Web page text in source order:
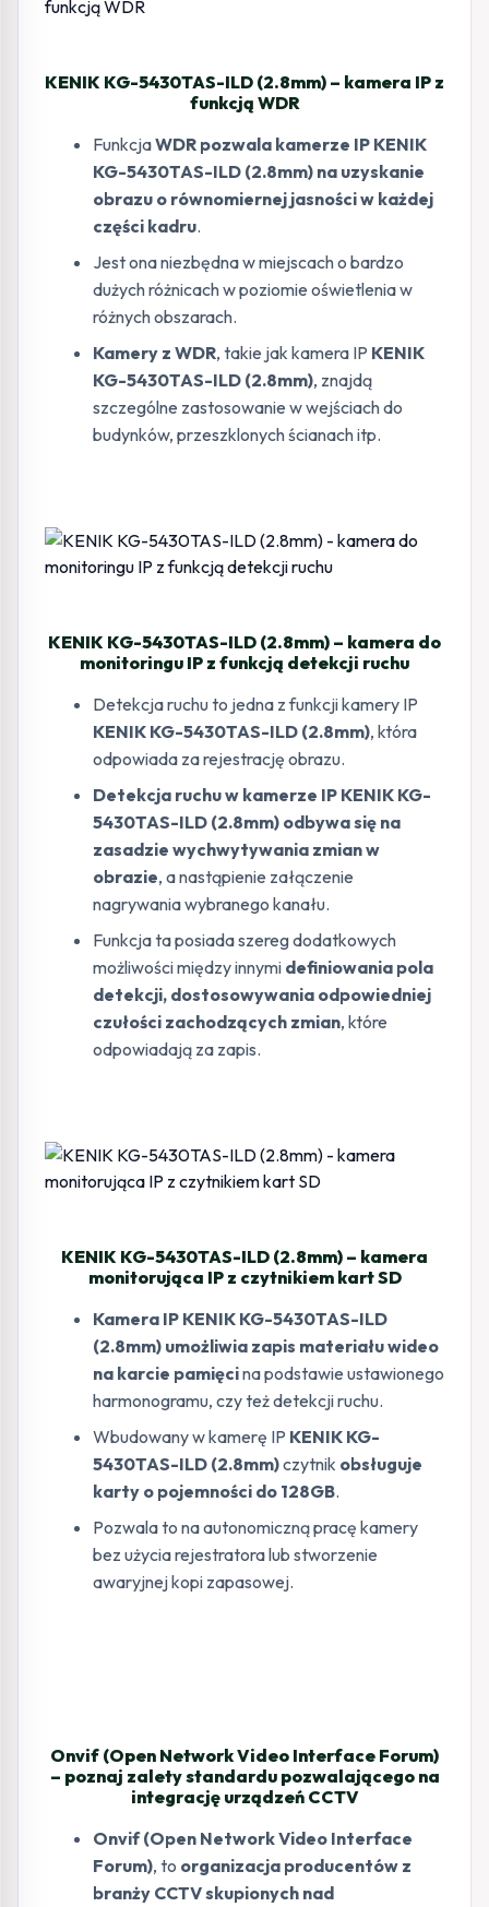
KENIK KG-5430TAS-ILD (2.8mm) – kamera IP z
funkcją WDR
FunkcjaWDR pozwala kamerze IP KENIK
KG-5430TAS-ILD (2.8mm) na uzyskanie
obrazu o równomiernej jasności w każdej
części kadru.
Jest ona niezbędna w miejscach o bardzo
dużych różnicach w poziomie oświetlenia w
różnych obszarach.
Kamery z WDR, takie jak kamera IP KENIK
KG-5430TAS-ILD (2.8mm), znajdą
szczególne zastosowanie w wejściach do
budynków, przeszklonych ścianach itp.
KENIK KG-5430TAS-ILD (2.8mm) – kamera do
monitoringu IP z funkcją detekcji ruchu
Detekcja ruchu to jedna z funkcji kamery IP
KENIK KG-5430TAS-ILD (2.8mm), która
odpowiada za rejestrację obrazu.
Detekcja ruchu w kamerze IP KENIK KG-
5430TAS-ILD (2.8mm) odbywa się na
zasadzie wychwytywania zmian w
obrazie, a nastąpienie załączenie
nagrywania wybranego kanału.
Funkcja ta posiada szereg dodatkowych
możliwości między innymi definiowania pola
detekcji, dostosowywania odpowiedniej
czułości zachodzących zmian, które
odpowiadają za zapis.
KENIK KG-5430TAS-ILD (2.8mm) – kamera
monitorująca IP z czytnikiem kart SD
Kamera IP KENIK KG-5430TAS-ILD
(2.8mm) umożliwia zapis materiału wideo
na karcie pamięcina podstawie ustawionego
harmonogramu, czy też detekcji ruchu.
Wbudowany w kamerę IP KENIK KG-
5430TAS-ILD (2.8mm)czytnik obsługuje
karty o pojemności do 128GB.
Pozwala to na autonomiczną pracę kamery
bez użycia rejestratora lub stworzenie
awaryjnej kopi zapasowej.
Onvif (Open Network Video Interface Forum)
– poznaj zalety standardu pozwalającego na
integrację urządzeń CCTV
Onvif (Open Network Video Interface
Forum), to organizacja producentów z
branży CCTV skupionych nad